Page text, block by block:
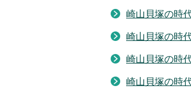
崎山貝塚の時
崎山貝塚の時
崎山貝塚の時
崎山貝塚の時